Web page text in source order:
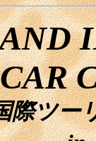
際ツー